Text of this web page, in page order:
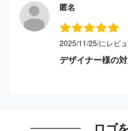
匿名
2025/11/25/にレビ
デザイナー様の